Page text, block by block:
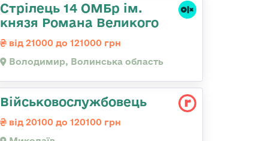
Стрілець 14 ОМБр ім.
князя Романа Великого
від 21000 до 121000 грн
Володимир, Волинська область
Військовослужбовець
від 20100 до 120100 грн